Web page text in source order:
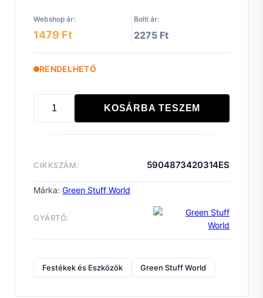
Webshop ár: Bolti ár:
1479 Ft 2275 Ft
RENDELHETŐ
Engineer
KOSÁRBA TESZEM
CIKKSZÁM: 5904873420314ES
Márka: Green Stuff World
GYÁRTÓ:
Festékek és Eszközök Green Stuff World